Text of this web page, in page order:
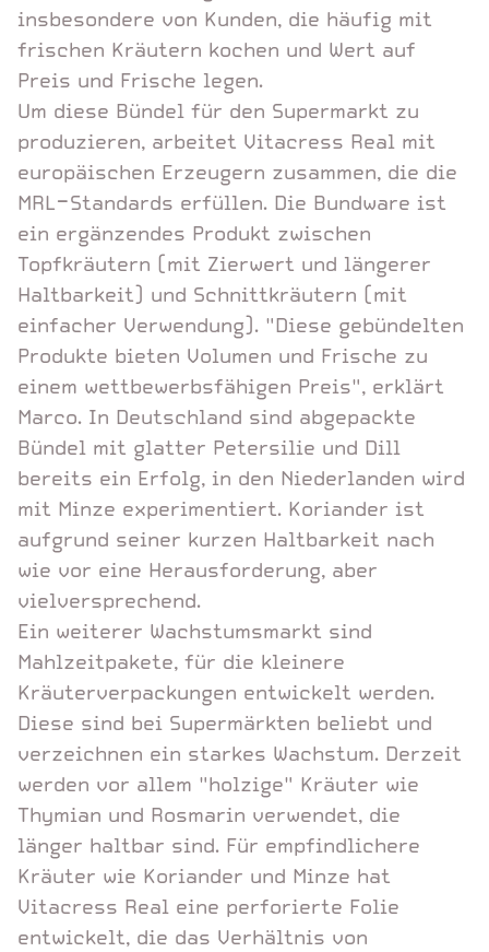
insbesondere von Kunden, die häufig mit
frischen Kräutern kochen und Wert auf
Preis und Frische legen.
Um diese Bündel für den Supermarkt zu
produzieren, arbeitet Vitacress Real mit
europäischen Erzeugern zusammen, die die
MRL-Standards erfüllen. Die Bundware ist
ein ergänzendes Produkt zwischen
Topfkräutern (mit Zierwert und längerer
Haltbarkeit) und Schnittkräutern (mit
einfacher Verwendung). "Diese gebündelten
Produkte bieten Volumen und Frische zu
einem wettbewerbsfähigen Preis", erklärt
Marco. In Deutschland sind abgepackte
Bündel mit glatter Petersilie und Dill
bereits ein Erfolg, in den Niederlanden wird
mit Minze experimentiert. Koriander ist
aufgrund seiner kurzen Haltbarkeit nach
wie vor eine Herausforderung, aber
vielversprechend.
Ein weiterer Wachstumsmarkt sind
Mahlzeitpakete, für die kleinere
Kräuterverpackungen entwickelt werden.
Diese sind bei Supermärkten beliebt und
verzeichnen ein starkes Wachstum. Derzeit
werden vor allem "holzige" Kräuter wie
Thymian und Rosmarin verwendet, die
länger haltbar sind. Für empfindlichere
Kräuter wie Koriander und Minze hat
Vitacress Real eine perforierte Folie
entwickelt, die das Verhältnis von